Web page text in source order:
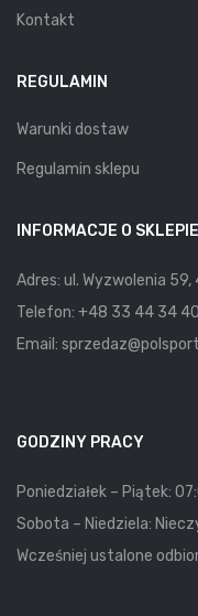
Kontakt
REGULAMIN
Warunki dostaw
Regulamin sklepu
INFORMACJE O SKLEPIE
Adres: ul. Wyzwolenia
Telefon: +48 33 44 34
Email:
GODZINY PRACY
Poniedziałek – Piątek:
Sobota – Niedziela:
Wcześniej ustalone